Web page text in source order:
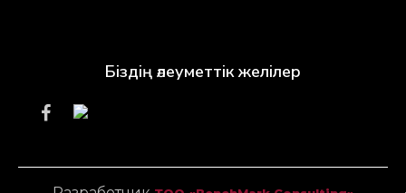
Біздің әлеуметтік желілер